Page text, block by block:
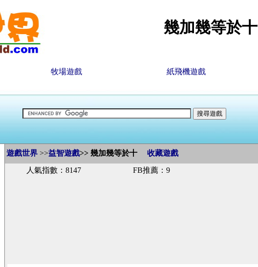
幾加幾等於十
牧場遊戲 紙飛機遊戲
遊戲世界 >>益智遊戲>>幾加幾等於十 收藏遊戲
人氣指數：8147 FB推薦：9